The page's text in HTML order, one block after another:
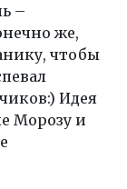
–
же,
чтобы
Идея
Морозу и